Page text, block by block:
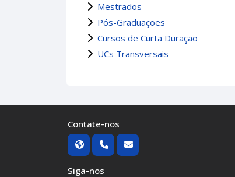
Mestrados
Pós-Graduações
Cursos de Curta Duração
UCs Transversais
Contate-nos
Siga-nos